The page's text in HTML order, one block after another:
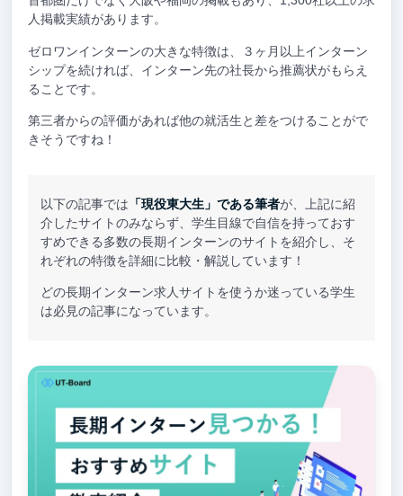
人掲載実績があります。
ゼロワンインターンの大きな特徴は、３ヶ月以上インターン
シップを続ければ、インターン先の社長から推薦状がもらえ
ることです。
第三者からの評価があれば他の就活生と差をつけることがで
きそうですね！
以下の記事では 「現役東大生」である筆者が、上記に紹
介したサイトのみならず、学生目線で自信を持っておす
すめできる多数の長期インターンのサイトを紹介し、そ
れぞれの特徴を詳細に比較・解説しています！
どの長期インターン求人サイトを使うか迷っている学生
は必見の記事になっています。